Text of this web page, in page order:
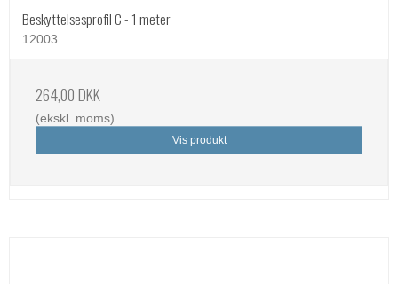
Beskyttelsesprofil C - 1 meter
12003
264,00 DKK
(ekskl. moms)
Vis produkt